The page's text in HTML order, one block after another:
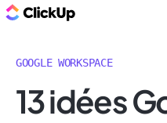
GOOGLE WORKSPACE
13 idées